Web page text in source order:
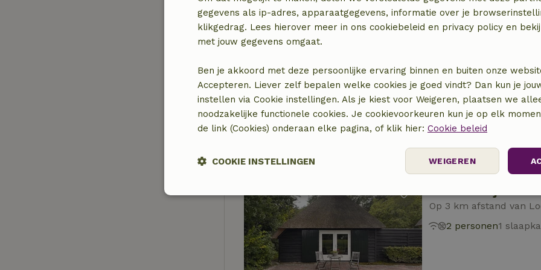
Op 2 km afstand van
16 personen5
Op 3 km afstand van
2 personen1
gegevens als ip-adres, apparaatgegevens, informatie over je
klikgedrag. Lees hierover meer in ons cookiebeleid en privacy policy en
met jouw gegevens omgaat.
Ben je akkoord met deze persoonlijke ervaring binnen en buiten onze
Accepteren. Liever zelf bepalen welke cookies je goed vindt? Dan kun je
instellen via Cookie instellingen. Als je kiest voor Weigeren, plaatsen we
noodzakelijke functionele cookies. Je cookievoorkeuren kun je op elk
de link (Cookies) onderaan elke pagina, of klik hier: Cookie beleid
WEIGEREN
COOKIE INSTELLINGEN
Strikt
noodzakelijk
Prestatie Targeting Functioneel